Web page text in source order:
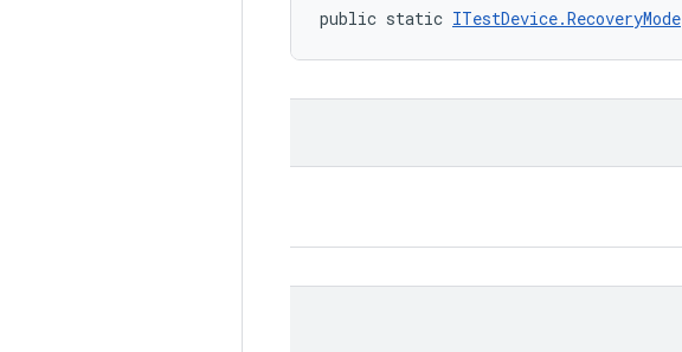
public static ITestDevice.RecoveryMode